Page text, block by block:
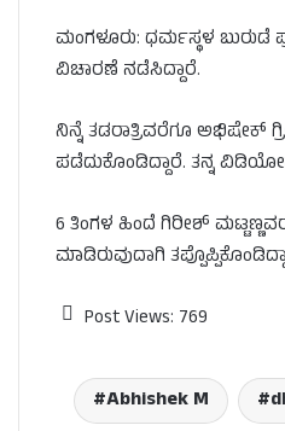
ಮಂಗಳೂರು: ಧರ್ಮಸ್ಥಳ
ವಿಚಾರಣೆ ನಡೆಸಿದ್ದಾರೆ.
ನಿನ್ನೆ ತಡರಾತ್ರಿವರೆಗೂ
ಪಡೆದುಕೊಂಡಿದ್ದಾರೆ. ತನ್ನ
6 ತಿಂಗಳ ಹಿಂದೆ ಗಿರೀಶ್
ಮಾಡಿರುವುದಾಗಿ
Post Views: 769
Abhishek M